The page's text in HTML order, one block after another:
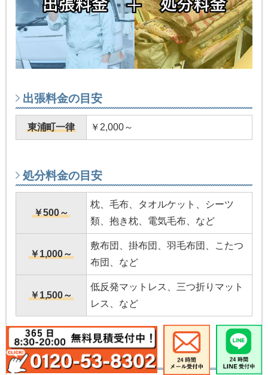
出張料金の目安
東浦町一律 ￥2,000～
処分料金の目安
￥500～
枕、毛布、タオルケット、シーツ
類、抱き枕、電気毛布、など
￥1,000～
敷布団、掛布団、羽毛布団、こたつ
布団、など
￥1,500～
低反発マットレス、三つ折りマット
レス、など